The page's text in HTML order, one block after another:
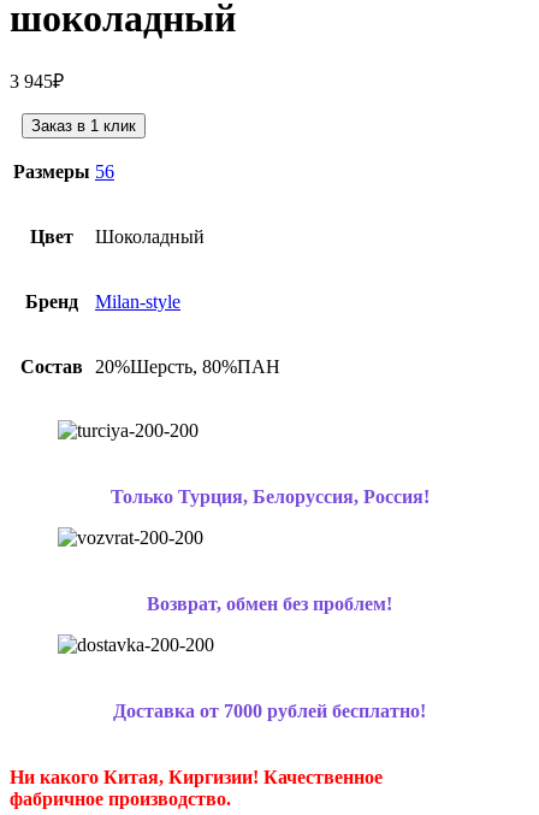
шоколадный
3 945₽
Заказ в 1 клик
Размеры 56
Цвет Шоколадный
Бренд Milan-style
Состав 20%Шерсть, 80%ПАН
Только Турция, Белоруссия, Россия!
Возврат, обмен без проблем!
Доставка от 7000 рублей бесплатно!
Ни какого Китая, Киргизии! Качественное
фабричное производство.